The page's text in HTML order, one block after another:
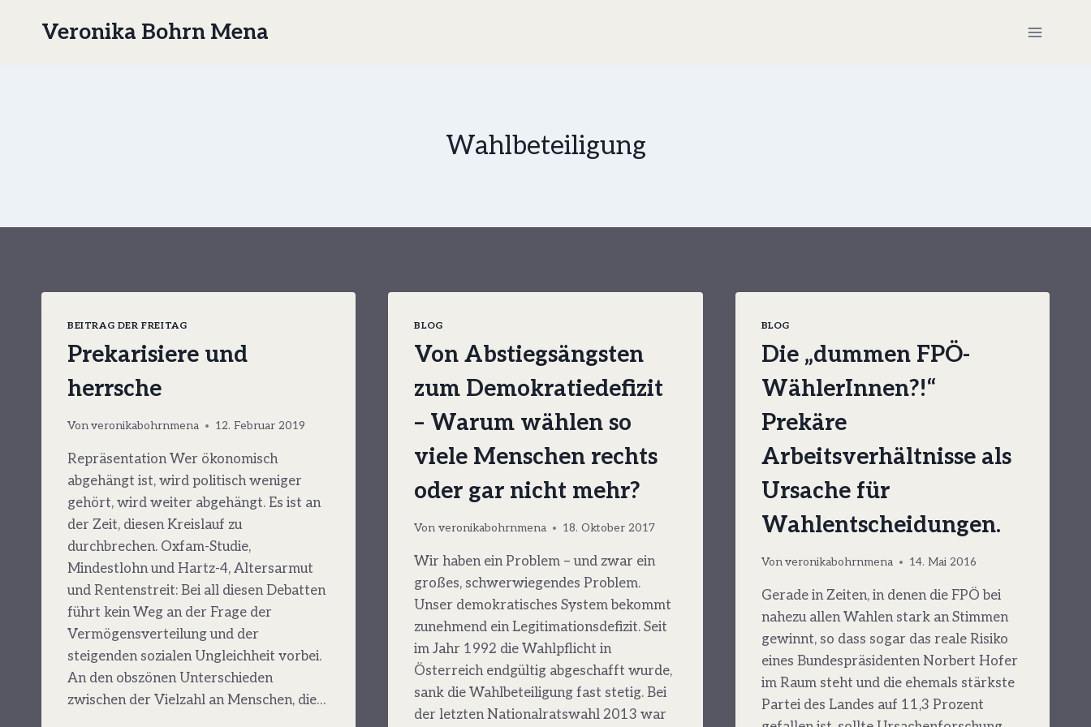
Veronika Bohrn Mena
Wahlbeteiligung
BEITRAG DER FREITAG
Prekarisiere und
herrsche
Vonveronikabohrnmena 12. Februar 2019
Repräsentation Wer ökonomisch
abgehängt ist, wird politisch weniger
gehört, wird weiter abgehängt. Es ist an
der Zeit, diesen Kreislauf zu
durchbrechen. Oxfam-Studie,
Mindestlohn und Hartz-4, Altersarmut
und Rentenstreit: Bei all diesen Debatten
führt kein Weg an der Frage der
Vermögensverteilung und der
steigenden sozialen Ungleichheit vorbei.
An den obszönen Unterschieden
zwischen der Vielzahl an Menschen, die…
BLOG
Von Abstiegsängsten
zum Demokratiedefizit
– Warum wählen so
viele Menschen rechts
oder gar nicht mehr?
Von veronikabohrnmena 18. Oktober 2017
Wir haben ein Problem – und zwar ein
großes, schwerwiegendes Problem.
Unser demokratisches System bekommt
zunehmend ein Legitimationsdefizit. Seit
im Jahr 1992 die Wahlpflicht in
Österreich endgültig abgeschafft wurde,
sank die Wahlbeteiligung fast stetig. Bei
der letzten Nationalratswahl 2013 war
BLOG
Die „dummen FPÖ-
WählerInnen?!“
Prekäre
Arbeitsverhältnisse als
Ursache für
Wahlentscheidungen.
Von veronikabohrnmena 14. Mai 2016
Gerade in Zeiten, in denen die FPÖ bei
nahezu allen Wahlen stark an Stimmen
gewinnt, so dass sogar das reale Risiko
eines Bundespräsidenten Norbert Hofer
im Raum steht und die ehemals stärkste
Partei des Landes auf 11,3 Prozent